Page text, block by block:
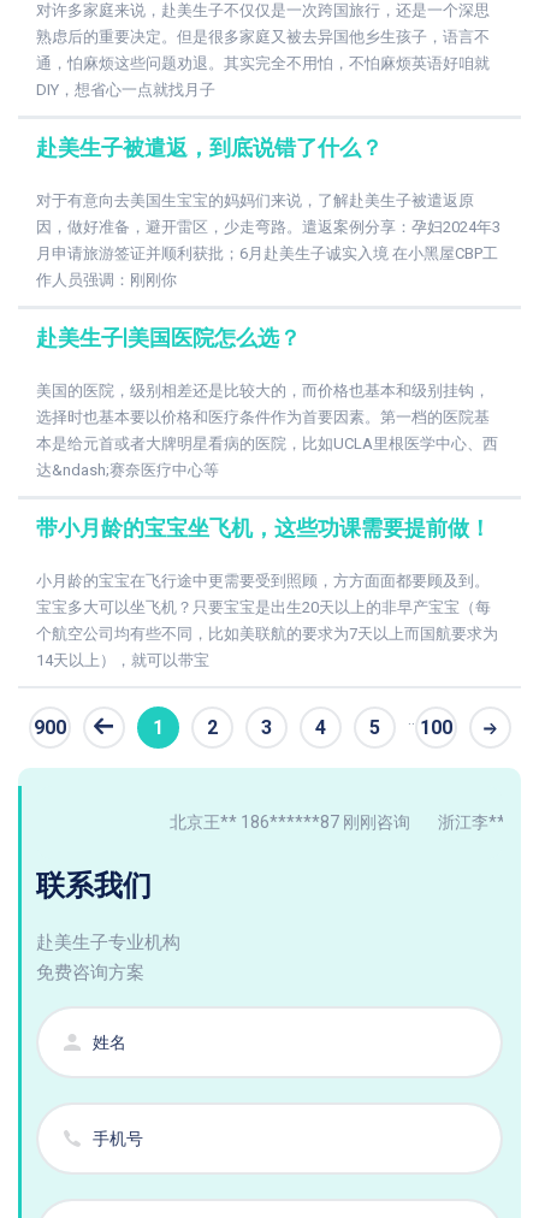
对许多家庭来说，赴美生子不仅仅是一次跨国旅行，还是一个深思
熟虑后的重要决定。但是很多家庭又被去异国他乡生孩子，语言不
通，怕麻烦这些问题劝退。其实完全不用怕，不怕麻烦英语好咱就
DIY，想省心一点就找月子
赴美生子被遣返，到底说错了什么？
对于有意向去美国生宝宝的妈妈们来说，了解赴美生子被遣返原
因，做好准备，避开雷区，少走弯路。遣返案例分享：孕妇2024年3
月申请旅游签证并顺利获批；6月赴美生子诚实入境 在小黑屋CBP工
作人员强调：刚刚你
赴美生子|美国医院怎么选？
美国的医院，级别相差还是比较大的，而价格也基本和级别挂钩，
选择时也基本要以价格和医疗条件作为首要因素。第一档的医院基
本是给元首或者大牌明星看病的医院，比如UCLA里根医学中心、西
达&ndash;赛奈医疗中心等
带小月龄的宝宝坐飞机，这些功课需要提前做！
小月龄的宝宝在飞行途中更需要受到照顾，方方面面都要顾及到。
宝宝多大可以坐飞机？只要宝宝是出生20天以上的非早产宝宝（每
个航空公司均有些不同，比如美联航的要求为7天以上而国航要求为
14天以上），就可以带宝
900
条
1 2 3 4 5 100
北京王** 186******87 刚刚咨询 浙江李**
联系我们
赴美生子专业机构
免费咨询方案